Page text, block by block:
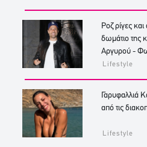
Ροζ ρίγες
δωμάτιο της
Αργυρού -
Lifestyle
Γαρυφαλλιά
από τις
Lifestyle